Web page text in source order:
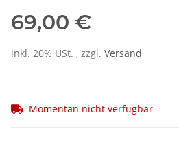
69,00 €
inkl. 20% USt. , zzgl. Versand
Momentan nicht verfügbar